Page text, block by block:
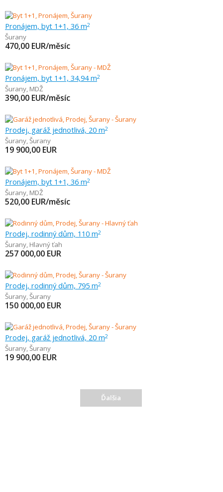
Pronájem, byt 1+1, 36 m2
Šurany
470,00 EUR/měsíc
Pronájem, byt 1+1, 34,94 m2
Šurany, MDŽ
390,00 EUR/měsíc
Prodej, garáž jednotlivá, 20 m2
Šurany,Šurany
19 900,00 EUR
Pronájem, byt 1+1, 36 m2
Šurany, MDŽ
520,00 EUR/měsíc
Prodej, rodinný dům, 110 m2
Šurany, Hlavný ťah
257 000,00 EUR
Prodej, rodinný dům, 795 m2
Šurany,Šurany
150 000,00 EUR
Prodej, garáž jednotlivá, 20 m2
Šurany,Šurany
19 900,00 EUR
Ďalšia